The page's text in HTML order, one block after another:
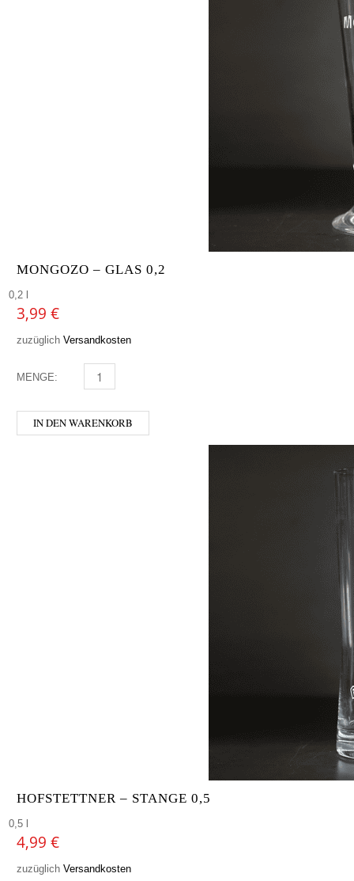
MONGOZO – GLAS 0,2
0,2 l
3,99 €
zuzüglich Versandkosten
MENGE: MONGOZO - GLAS 0,2 MENGE
IN DEN WARENKORB
HOFSTETTNER – STANGE 0,5
0,5 l
4,99 €
zuzüglich Versandkosten